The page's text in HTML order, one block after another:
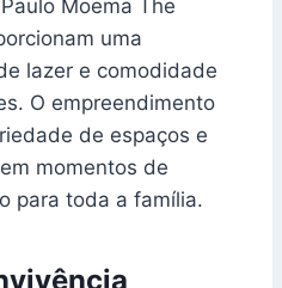
Moema The
uma
lazer e comodidade
O empreendimento
de espaços e
momentos de
para toda a família.